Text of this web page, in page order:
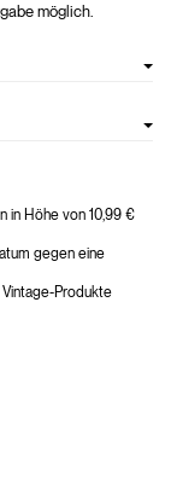
möglich.
in Höhe von 10,99 €
gegen eine
Produkte